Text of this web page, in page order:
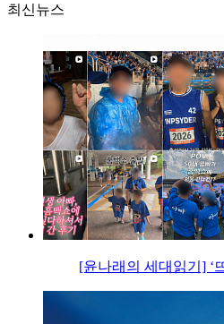
최신뉴스
[윤나래의 세대읽기] ‘